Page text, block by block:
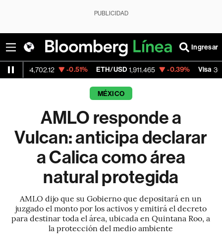
PUBLICIDAD
Ingresar
-0.51% ETH/USD 1,911.465 -0.39% Visa 362.50 -
MÉXICO
AMLO responde a
Vulcan: anticipa declarar
a Calica como área
natural protegida
AMLO dijo que su Gobierno que depositará en un
juzgado el monto por los activos y emitirá el decreto
para destinar toda el área, ubicada en Quintana Roo, a
la protección del medio ambiente